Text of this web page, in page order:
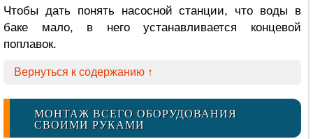
Чтобы дать понять насосной станции, что воды в
баке мало, в него устанавливается концевой
поплавок.
Вернуться к содержанию ↑
МОНТАЖ ВСЕГО ОБОРУДОВАНИЯ
СВОИМИ РУКАМИ